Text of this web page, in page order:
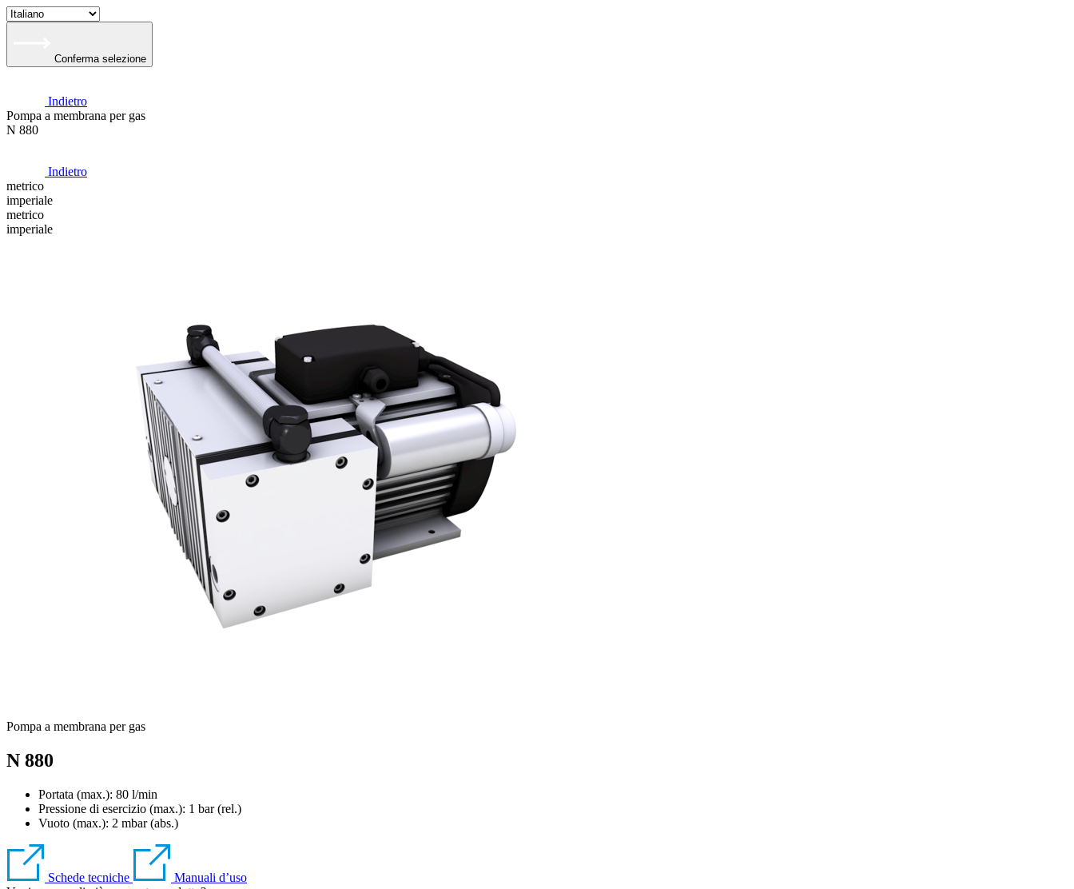
Conferma selezione
Indietro
Pompa a membrana per gas
N 880
Indietro
metrico
imperiale
metrico
imperiale
Pompa a membrana per gas
N 880
Portata (max.): 80 l/min
Pressione di esercizio (max.): 1 bar (rel.)
Vuoto (max.): 2 mbar (abs.)
Schede tecniche
Manuali d’uso